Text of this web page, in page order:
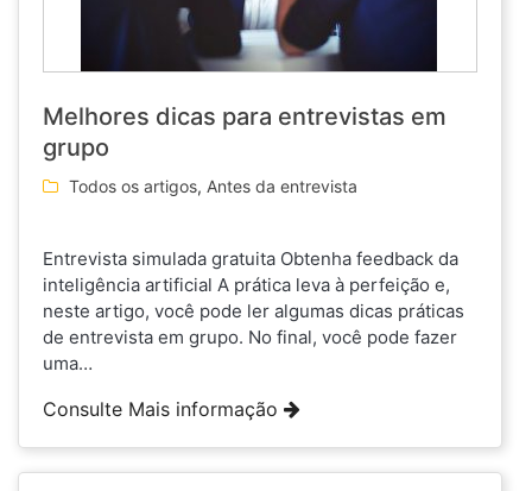
Melhores dicas para entrevistas em
grupo
Todos os artigos, Antes da entrevista
Entrevista simulada gratuita Obtenha feedback da
inteligência artificial A prática leva à perfeição e,
neste artigo, você pode ler algumas dicas práticas
de entrevista em grupo. No final, você pode fazer
uma…
Consulte Mais informação